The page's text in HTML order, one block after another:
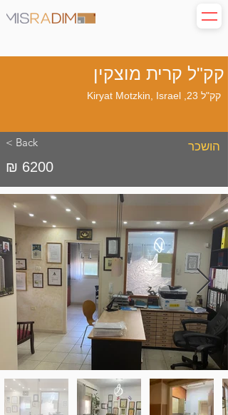
קק"ל קרית מוצקין
קק"ל 23, Kiryat Motzkin, Israel
< Back הושכר
₪ 6200